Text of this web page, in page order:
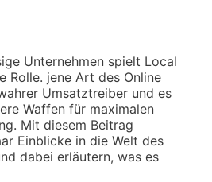
Unternehmen spielt Local
Rolle. jene Art des Online
Umsatztreiber und es
Waffen für maximalen
Mit diesem Beitrag
Einblicke in die Welt des
dabei erläutern, was es